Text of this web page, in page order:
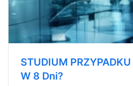
STUDIUM
W 8 Dni?